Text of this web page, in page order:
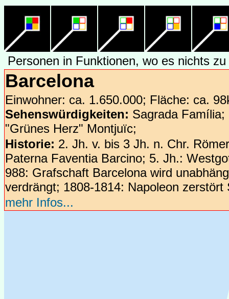
Barcelona
Einwohner: ca. 1.650.000; Fläche: ca.
Sehenswürdigkeiten: Sagrada
"Grünes Herz" Montjuïc;
Historie: 2. Jh. v. bis 3 Jh. n. Chr.
Paterna Faventia Barcino; 5. Jh.:
988: Grafschaft Barcelona wird
verdrängt; 1808-1814: Napoleon
mehr Infos...
Personen in Funktionen, wo es nichts
gäbe.